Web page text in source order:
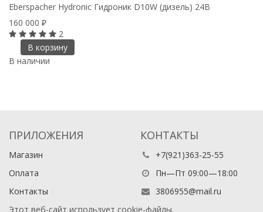
Eberspacher Hydronic Гидроник D10W (дизель) 24В
160 000 ₽
2
В корзину
В наличии
ПРИЛОЖЕНИЯ
Магазин
Оплата
Контакты
КОНТАКТЫ
+7(921)363-25-55
Пн—Пт 09:00—18:00
3806955@mail.ru
Этот веб-сайт использует cookie-файлы.